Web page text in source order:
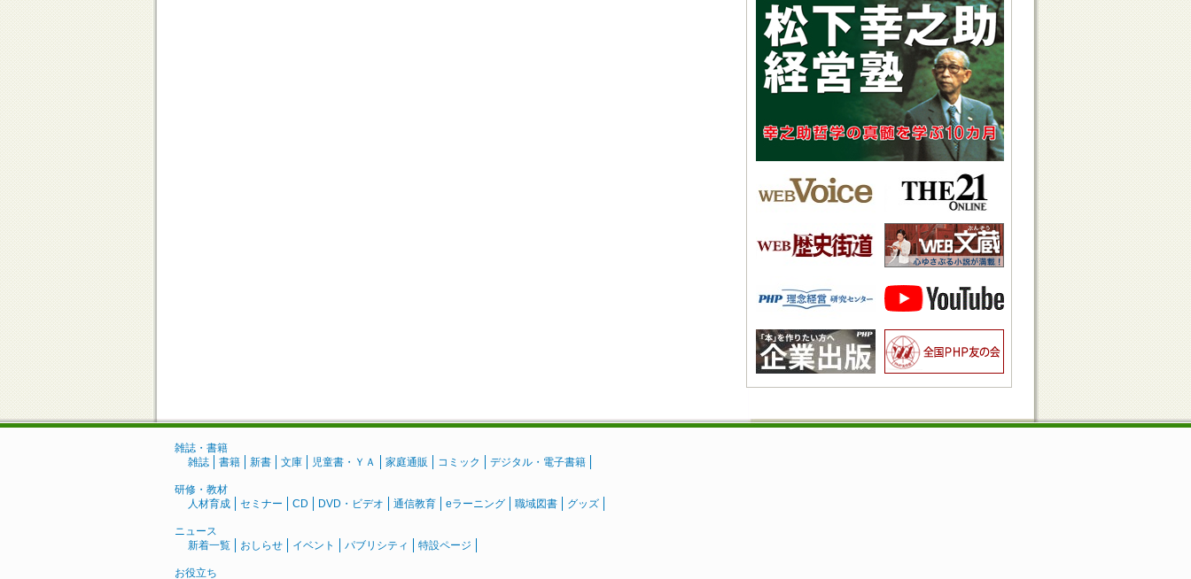
雑誌・書籍
雑誌
書籍 新書 文庫 児童書・ＹＡ 家庭通販 コミック デジタル・電子書籍
研修・教材
人材育成
セミナー CD DVD・ビデオ 通信教育 eラーニング 職域図書 グッズ
ニュース
新着一覧
おしらせ イベント パブリシティ 特設ページ
お役立ち